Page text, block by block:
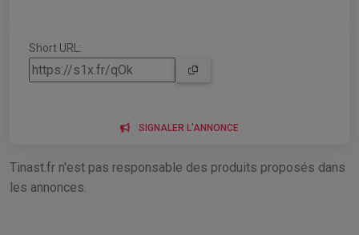
Short URL:
SIGNALER L'ANNONCE
Tinast.fr n'est pas responsable des produits proposés dans
les annonces.